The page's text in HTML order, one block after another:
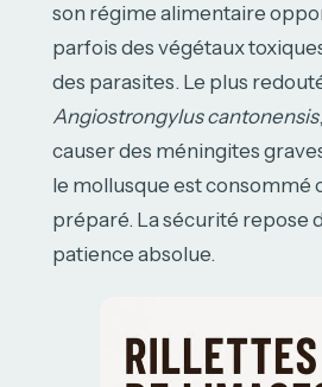
son régime alimentaire
parfois des végétaux
des parasites. Le plus
Angiostrongylus cantonensis
causer des méningites
le mollusque est consommé
préparé. La sécurité repose
patience absolue.